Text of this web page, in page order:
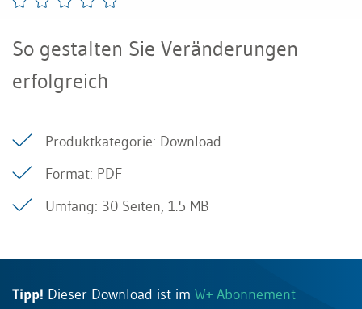
So gestalten Sie Veränderungen
erfolgreich
Produktkategorie: Download
Format: PDF
Umfang: 30 Seiten, 1.5 MB
Tipp! Dieser Download ist im W+ Abonnement